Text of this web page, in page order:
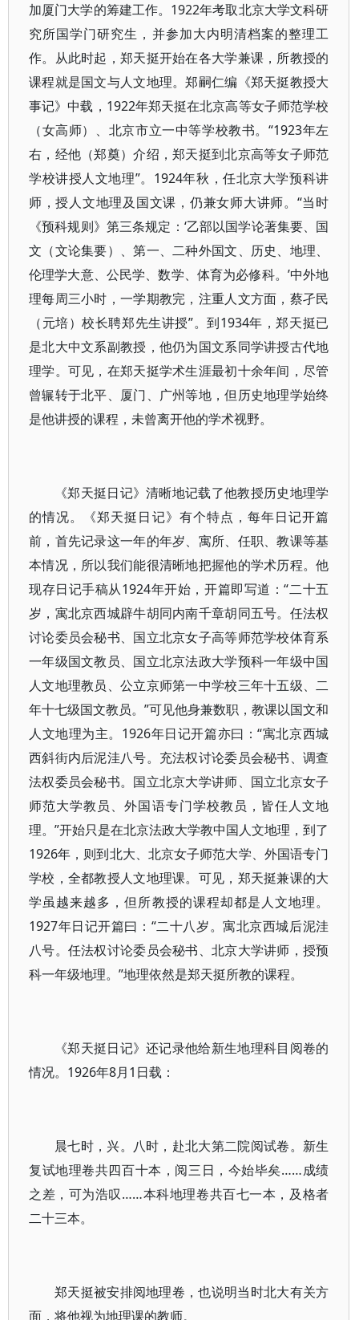
加厦门大学的筹建工作。1922年考取北京大学文科研
究所国学门研究生，并参加大内明清档案的整理工
作。从此时起，郑天挺开始在各大学兼课，所教授的
课程就是国文与人文地理。郑嗣仁编《郑天挺教授大
事记》中载，1922年郑天挺在北京高等女子师范学校
（女高师）、北京市立一中等学校教书。“1923年左
右，经他（郑奠）介绍，郑天挺到北京高等女子师范
学校讲授人文地理”。1924年秋，任北京大学预科讲
师，授人文地理及国文课，仍兼女师大讲师。“当时
《预科规则》第三条规定：‘乙部以国学论著集要、国
文（文论集要）、第一、二种外国文、历史、地理、
伦理学大意、公民学、数学、体育为必修科。’中外地
理每周三小时，一学期教完，注重人文方面，蔡孑民
（元培）校长聘郑先生讲授”。到1934年，郑天挺已
是北大中文系副教授，他仍为国文系同学讲授古代地
理学。可见，在郑天挺学术生涯最初十余年间，尽管
曾辗转于北平、厦门、广州等地，但历史地理学始终
是他讲授的课程，未曾离开他的学术视野。
《郑天挺日记》清晰地记载了他教授历史地理学
的情况。《郑天挺日记》有个特点，每年日记开篇
前，首先记录这一年的年岁、寓所、任职、教课等基
本情况，所以我们能很清晰地把握他的学术历程。他
现存日记手稿从1924年开始，开篇即写道：“二十五
岁，寓北京西城辟牛胡同内南千章胡同五号。任法权
讨论委员会秘书、国立北京女子高等师范学校体育系
一年级国文教员、国立北京法政大学预科一年级中国
人文地理教员、公立京师第一中学校三年十五级、二
年十七级国文教员。”可见他身兼数职，教课以国文和
人文地理为主。1926年日记开篇亦曰：“寓北京西城
西斜街内后泥洼八号。充法权讨论委员会秘书、调查
法权委员会秘书。国立北京大学讲师、国立北京女子
师范大学教员、外国语专门学校教员，皆任人文地
理。”开始只是在北京法政大学教中国人文地理，到了
1926年，则到北大、北京女子师范大学、外国语专门
学校，全都教授人文地理课。可见，郑天挺兼课的大
学虽越来越多，但所教授的课程却都是人文地理。
1927年日记开篇曰：“二十八岁。寓北京西城后泥洼
八号。任法权讨论委员会秘书、北京大学讲师，授预
科一年级地理。”地理依然是郑天挺所教的课程。
《郑天挺日记》还记录他给新生地理科目阅卷的
情况。1926年8月1日载：
晨七时，兴。八时，赴北大第二院阅试卷。新生
复试地理卷共四百十本，阅三日，今始毕矣……成绩
之差，可为浩叹……本科地理卷共百七一本，及格者
二十三本。
郑天挺被安排阅地理卷，也说明当时北大有关方
面，将他视为地理课的教师。